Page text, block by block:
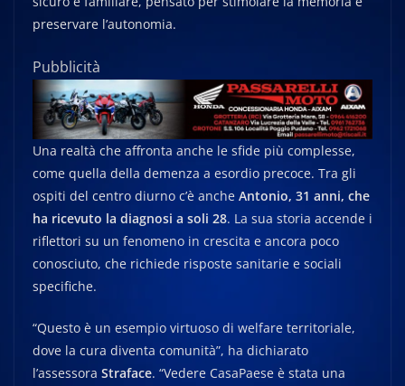
preservare l’autonomia.
Pubblicità
Una realtà che affronta anche le sfide più complesse,
come quella della demenza a esordio precoce. Tra gli
ospiti del centro diurno c’è anche Antonio, 31 anni, che
ha ricevuto la diagnosi a soli 28. La sua storia accende i
riflettori su un fenomeno in crescita e ancora poco
conosciuto, che richiede risposte sanitarie e sociali
specifiche.
“Questo è un esempio virtuoso di welfare territoriale,
dove la cura diventa comunità”, ha dichiarato
l’assessora Straface. “Vedere CasaPaese è stata una